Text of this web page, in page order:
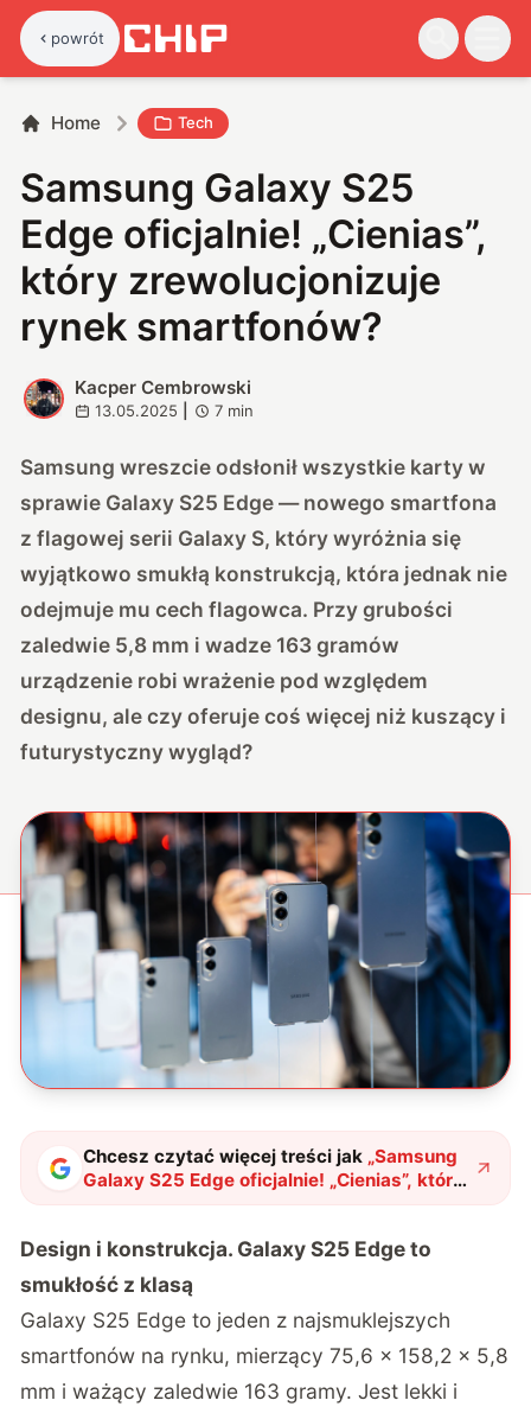
powrót
Home Tech
Samsung Galaxy S25
Edge oficjalnie! „Cienias”,
który zrewolucjonizuje
rynek smartfonów?
K
Kacper Cembrowski
13.05.2025 7 min
Samsung wreszcie odsłonił wszystkie karty w
sprawie Galaxy S25 Edge — nowego smartfona
z flagowej serii Galaxy S, który wyróżnia się
wyjątkowo smukłą konstrukcją, która jednak nie
odejmuje mu cech flagowca. Przy grubości
zaledwie 5,8 mm i wadze 163 gramów
urządzenie robi wrażenie pod względem
designu, ale czy oferuje coś więcej niż kuszący i
futurystyczny wygląd?
Chcesz czytać więcej treści jak „Samsung
Galaxy S25 Edge oficjalnie! „Cienias”, który
zrewolucjonizuje rynek smartfonów?"?
Design i konstrukcja. Galaxy S25 Edge to
smukłość z klasą
Galaxy S25 Edge to jeden z najsmuklejszych
smartfonów na rynku, mierzący 75,6 × 158,2 × 5,8
mm i ważący zaledwie 163 gramy. Jest lekki i